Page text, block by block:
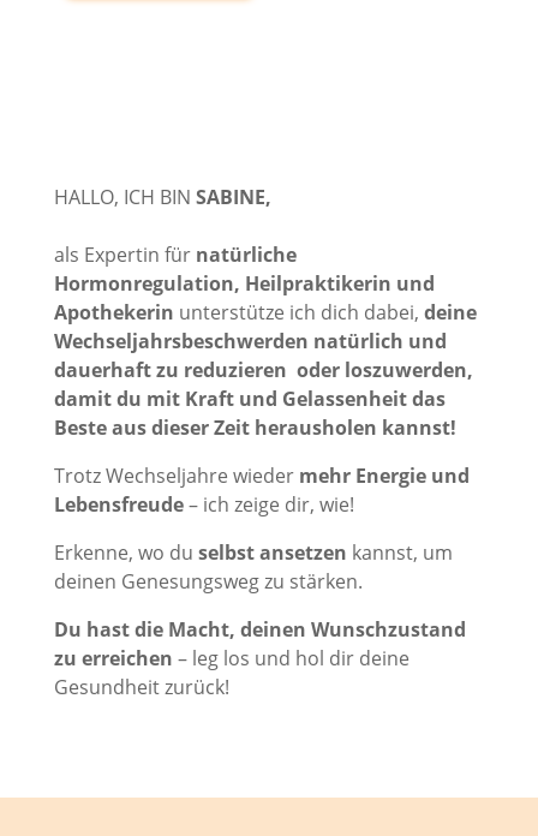
HALLO, ICH BIN SABINE,
als Expertin für natürliche
Hormonregulation, Heilpraktikerin und
Apothekerin unterstütze ich dich dabei, deine
Wechseljahrsbeschwerden natürlich und
dauerhaft zu reduzieren oder loszuwerden,
damit du mit Kraft und Gelassenheit das
Beste aus dieser Zeit herausholen kannst!
Trotz Wechseljahre wieder mehr Energie und
Lebensfreude– ich zeige dir, wie!
Erkenne, wo du selbst ansetzen kannst, um
deinen Genesungsweg zu stärken.
Du hast die Macht, deinen Wunschzustand
zu erreichen – leg los und hol dir deine
Gesundheit zurück!